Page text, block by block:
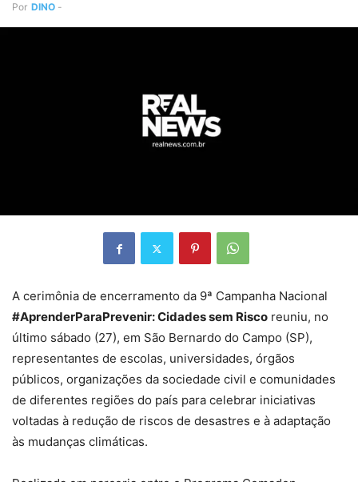
Por DINO -
A cerimônia de encerramento da 9ª Campanha Nacional
#AprenderParaPrevenir: Cidades sem Risco reuniu, no
último sábado (27), em São Bernardo do Campo (SP),
representantes de escolas, universidades, órgãos
públicos, organizações da sociedade civil e comunidades
de diferentes regiões do país para celebrar iniciativas
voltadas à redução de riscos de desastres e à adaptação
às mudanças climáticas.